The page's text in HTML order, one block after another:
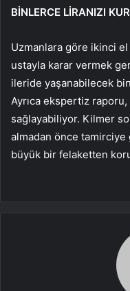
BİNLERCE LİRANIZI
Uzmanlara göre ikinci el
ustayla karar vermek
ileride yaşanabilecek
Ayrıca ekspertiz raporu,
sağlayabiliyor. Kilmer
almadan önce tamirciye
büyük bir felaketten